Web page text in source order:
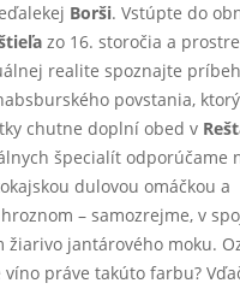
Borši. Vstúpte do
zo 16. storočia a
realite spoznajte
povstania,
chutne doplní obed v
špecialít odporúčame
dulovou omáčkou a
– samozrejme, v
žiarivo jantárového moku.
víno práve takúto farbu?